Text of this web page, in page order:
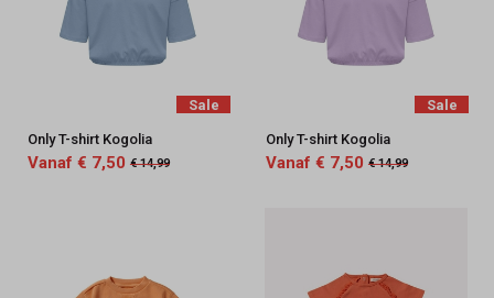
Sale
Only T-shirt Kogolia
Vanaf € 7,50 € 14,99
Sale
Only T-shirt Kogolia
Vanaf € 7,50 € 14,99